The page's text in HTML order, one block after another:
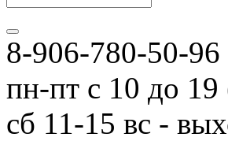
8-906-780-50-96
пн-пт с 10 до
сб 11-15 вс -